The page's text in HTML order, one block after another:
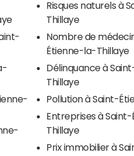
Risques naturels à
Thillaye
Nombre de
Étienne-la-Thillaye
Délinquance à
Thillaye
Pollution à Saint-
Entreprises à
Thillaye
Prix immobilier à